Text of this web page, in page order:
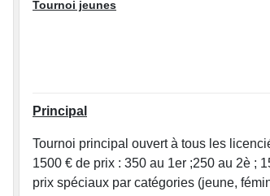
Tournoi jeunes
Principal
Tournoi principal ouvert à tous les
1500 € de prix : 350 au 1er ;250 au 2è ;
prix spéciaux par catégories (jeune,